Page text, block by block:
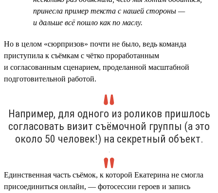
принесла пример текста с нашей стороны —
и дальше всё пошло как по маслу.
Но в целом «сюрпризов» почти не было, ведь команда
приступила к съёмкам с чётко проработанным
и согласованным сценарием, проделанной масштабной
подготовительной работой.
Например, для одного из роликов пришлось
согласовать визит съёмочной группы (а это
около 50 человек!) на секретный объект.
.
Единственная часть съёмок, к которой Екатерина не смогла
присоединиться онлайн, — фотосессии героев и запись